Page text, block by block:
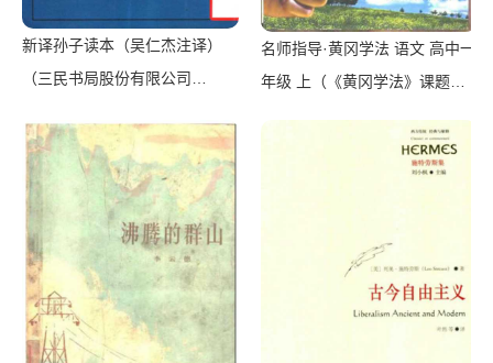
新译孙子读本（吴仁杰注译）
（三民书局股份有限公司
名师指导·黄冈学法 语文 高中一
年级 上（《黄冈学法》课题组